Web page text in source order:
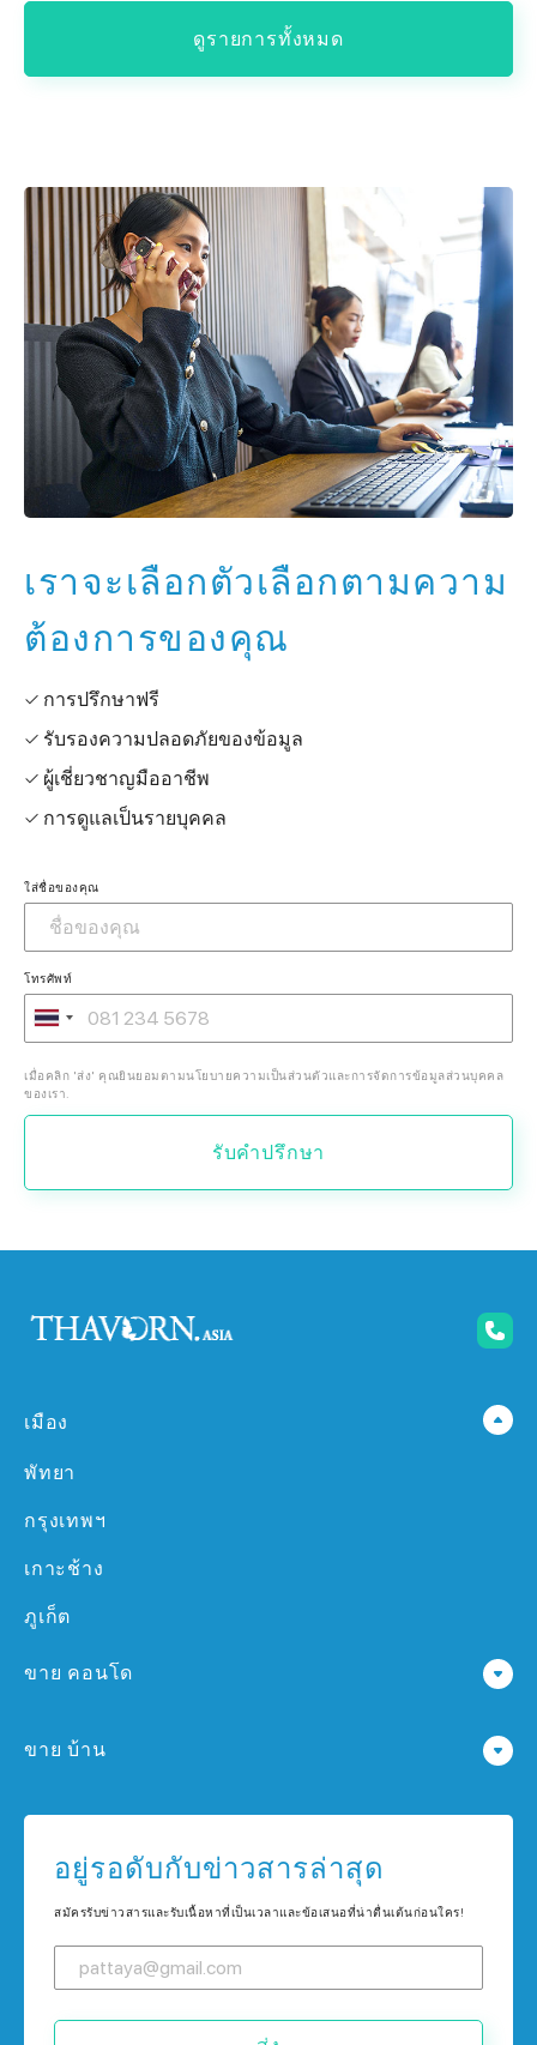
ดูรายการทั้งหมด
เราจะเลือกตัวเลือกตามความ
ต้องการของคุณ
✓ การปรึกษาฟรี
✓ รับรองความปลอดภัยของข้อมูล
✓ ผู้เชี่ยวชาญมืออาชีพ
✓ การดูแลเป็นรายบุคคล
ใส่ชื่อของคุณ
โทรศัพท์
เมื่อคลิก 'ส่ง' คุณยินยอมตามนโยบายความเป็นส่วนตัวและการจัดการข้อมูลส่วนบุคคล
ของเรา.
รับคำปรึกษา
เมือง
พัทยา
กรุงเทพฯ
เกาะช้าง
ภูเก็ต
ขาย คอนโด
คอนโด ใน เกาะช้าง
คอนโด ใน ภูเก็ต
ขาย บ้าน
บ้าน ใน ภูเก็ต
อยู่รอดับกับข่าวสารล่าสุด
สมัครรับข่าวสารและรับเนื้อหาที่เป็นเวลาและข้อเสนอที่น่าตื่นเต้นก่อนใคร!